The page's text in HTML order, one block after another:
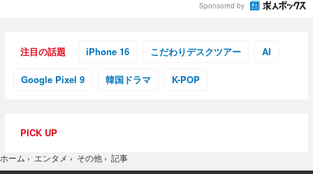
Sponsored by
注目の話題 iPhone 16 こだわりデスクツアー AI
Google Pixel 9 韓国ドラマ K-POP
PICK UP
ホーム › エンタメ › その他 › 記事